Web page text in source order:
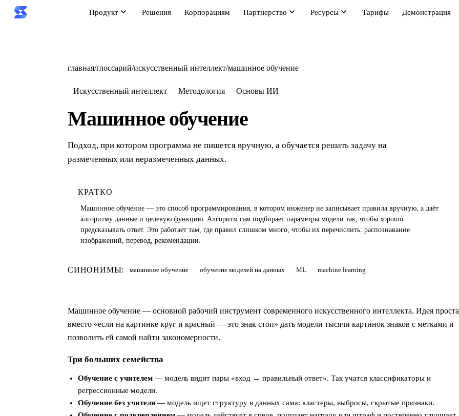
Продукт Решения Корпорациям Партнерство Ресурсы Тарифы Демонстрация
главная/глоссарий/искусственный интеллект/машинное обучение
Искусственный интеллект Методология Основы ИИ
Машинное обучение
Подход, при котором программа не пишется вручную, а обучается решать задачу на
размеченных или неразмеченных данных.
КРАТКО
Машинное обучение — это способ программирования, в котором инженер не записывает правила вручную, а даёт
алгоритму данные и целевую функцию. Алгоритм сам подбирает параметры модели так, чтобы хорошо
предсказывать ответ. Это работает там, где правил слишком много, чтобы их перечислить: распознавание
изображений, перевод, рекомендации.
СИНОНИМЫ: машинное обучение обучение моделей на данных ML machine learning
Машинное обучение — основной рабочий инструмент современного искусственного интеллекта. Идея
вместо «если на картинке круг и красный — это знак стоп» дать модели тысячи картинок знаков с метками и
позволить ей самой найти закономерности.
Три больших семейства
Обучение с учителем — модель видит пары «вход → правильный ответ». Так учатся классификаторы и
регрессионные модели.
Обучение без учителя — модель ищет структуру в данных сама: кластеры, выбросы, скрытые признаки.